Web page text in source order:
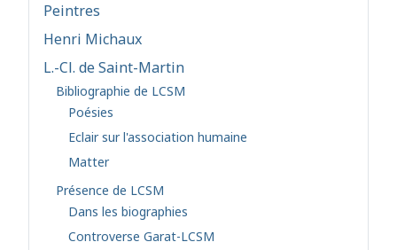
Peintres
Henri Michaux
L.-Cl. de Saint-Martin
Bibliographie de LCSM
Poésies
Eclair sur l'association humaine
Matter
Présence de LCSM
Dans les biographies
Controverse Garat-LCSM